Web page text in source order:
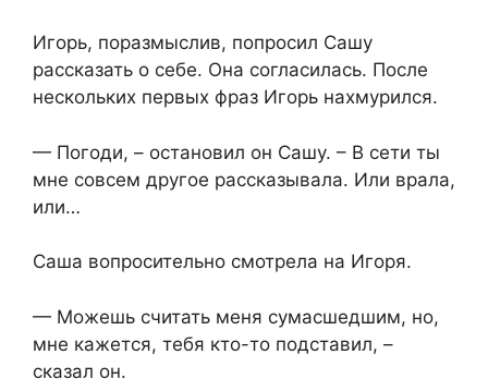
Игорь, поразмыслив, попросил Сашу
рассказать о себе. Она согласилась. После
нескольких первых фраз Игорь нахмурился.
— Погоди, – остановил он Сашу. – В сети ты
мне совсем другое рассказывала. Или врала,
или…
Саша вопросительно смотрела на Игоря.
— Можешь считать меня сумасшедшим, но,
мне кажется, тебя кто-то подставил, –
сказал он.